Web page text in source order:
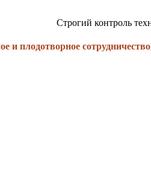
Строгий контроль
и плодотворное